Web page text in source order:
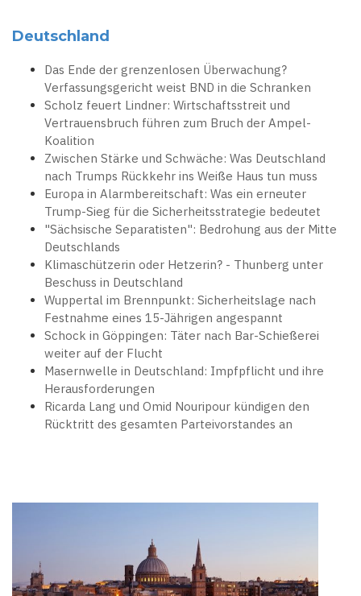
Deutschland
Das Ende der grenzenlosen Überwachung?
Verfassungsgericht weist BND in die Schranken
Scholz feuert Lindner: Wirtschaftsstreit und
Vertrauensbruch führen zum Bruch der Ampel-
Koalition
Zwischen Stärke und Schwäche: Was Deutschland
nach Trumps Rückkehr ins Weiße Haus tun muss
Europa in Alarmbereitschaft: Was ein erneuter
Trump-Sieg für die Sicherheitsstrategie bedeutet
"Sächsische Separatisten": Bedrohung aus der Mitte
Deutschlands
Klimaschützerin oder Hetzerin? - Thunberg unter
Beschuss in Deutschland
Wuppertal im Brennpunkt: Sicherheitslage nach
Festnahme eines 15-Jährigen angespannt
Schock in Göppingen: Täter nach Bar-Schießerei
weiter auf der Flucht
Masernwelle in Deutschland: Impfpflicht und ihre
Herausforderungen
Ricarda Lang und Omid Nouripour kündigen den
Rücktritt des gesamten Parteivorstandes an